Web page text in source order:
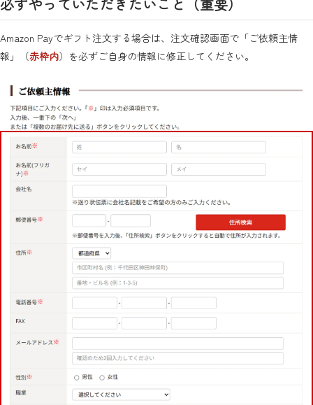
Amazon Payでギフト注文する場合は、注文確認画面で「ご依頼主情
報」（赤枠内）を必ずご自身の情報に修正してください。